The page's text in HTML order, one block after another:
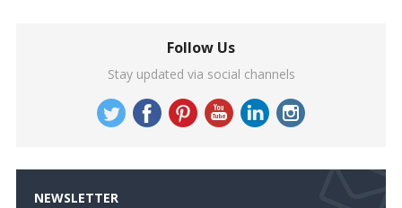
Follow Us
Stay updated via social channels
NEWSLETTER